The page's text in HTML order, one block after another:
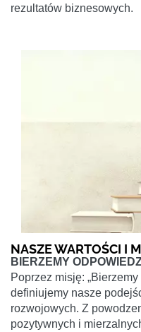
rezultatów biznesowych.
NASZE WARTOŚCI I
BIERZEMY
Poprzez misję:
definiujemy nasze
rozwojowych. Z
pozytywnych i